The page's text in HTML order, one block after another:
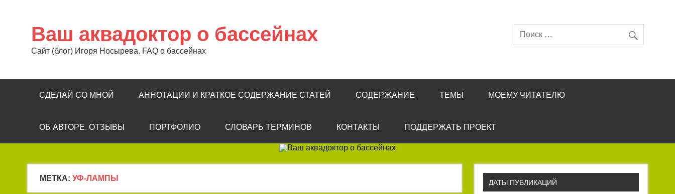
Ваш аквадоктор о бассейнах
Сайт (блог) Игоря Носырева. FAQ о бассейнах
СДЕЛАЙ СО МНОЙ АННОТАЦИИ И КРАТКОЕ СОДЕРЖАНИЕ СТАТЕЙ СОДЕРЖАНИЕ ТЕМЫ МОЕМУ ЧИТАТЕЛЮ
ОБ АВТОРЕ. ОТЗЫВЫ ПОРТФОЛИО СЛОВАРЬ ТЕРМИНОВ КОНТАКТЫ ПОДДЕРЖАТЬ ПРОЕКТ
МЕТКА: УФ-ЛАМПЫ
ДАТЫ ПУБЛИКАЦИЙ